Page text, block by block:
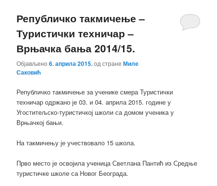
Републичко такмичење –
Туристички техничар –
Врњачка бања 2014/15.
Објављено6. априла 2015.од странеМиле
Саковић
Републичко такмичење за ученике смера Туристички
техничар одржано је 03. и 04. априла 2015. године у
Угоститељско-туристичкој школи са домом ученика у
Врњачкој бањи.
На такмичењу је учествовало 15 школа.
Прво место је освојила ученица Светлана Пантић из Средње
туристичке школе са Новог Београда.